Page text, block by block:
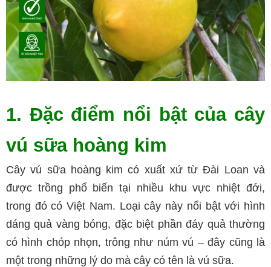
1. Đặc điểm nổi bật của cây
vú sữa hoàng kim
Cây vú sữa hoàng kim có xuất xứ từ Đài Loan và
được trồng phổ biến tại nhiều khu vực nhiệt đới,
trong đó có Việt Nam. Loại cây này nổi bật với hình
dáng quả vàng bóng, đặc biệt phần đáy quả thường
có hình chóp nhọn, trông như núm vú – đây cũng là
một trong những lý do mà cây có tên là vú sữa.